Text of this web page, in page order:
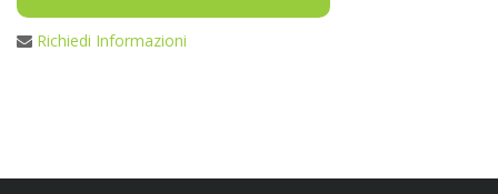
Richiedi Informazioni